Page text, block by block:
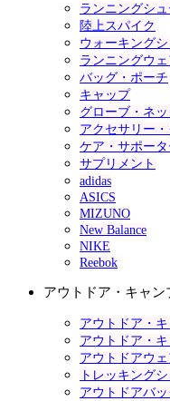
ランニングシ
陸上スパイク
ウォーキング
ランニングウェ
バッグ・ポーチ
キャップ
グローブ・ネ
アクセサリー
ケア・サポー
サプリメント
adidas
ASICS
MIZUNO
New Balance
NIKE
Reebok
アウトドア・キャ
アウトドア・
アウトドア・
アウトドアウェ
トレッキング
アウトドアバ